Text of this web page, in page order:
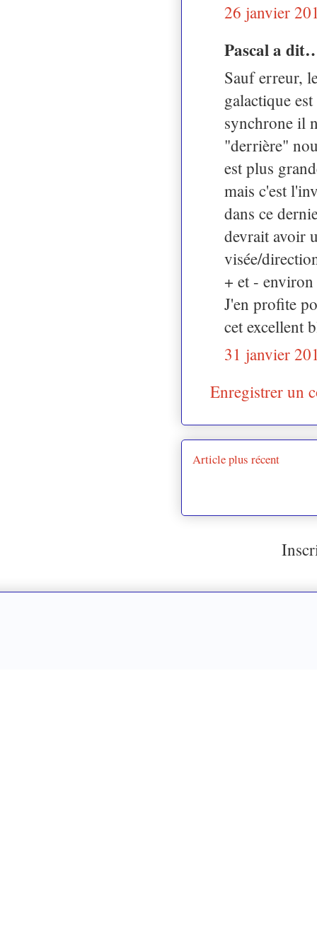
26 janvier
Pascal a
Sauf erreur,
galactique
synchrone il
"derrière"
est plus
mais c'est
dans ce
devrait avoir
visée/
+ et -
J'en profite
cet excellent
31 janvier
Enregistrer un
Article plus récent